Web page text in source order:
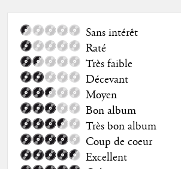
Sans intérêt
Raté
Très faible
Décevant
Moyen
Bon album
Très bon album
Coup de coeur
Excellent